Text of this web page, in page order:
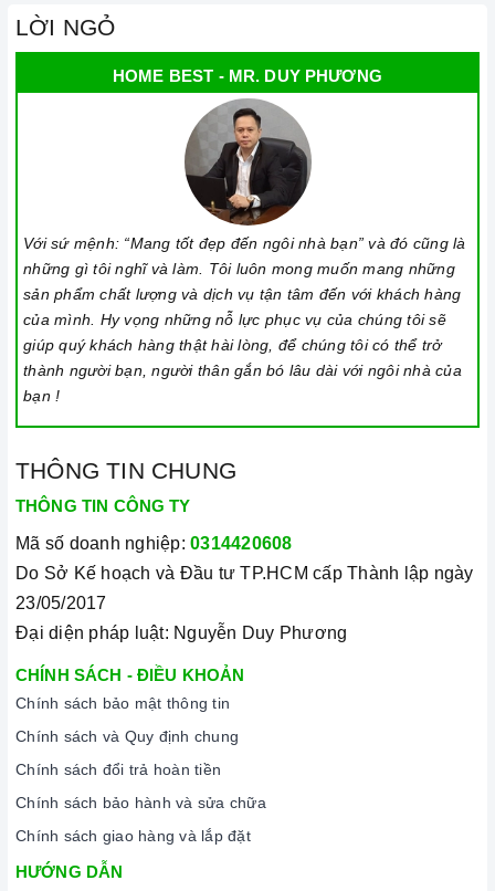
LỜI NGỎ
HOME BEST - MR. DUY PHƯƠNG
Với sứ mệnh: “Mang tốt đẹp đến ngôi nhà bạn” và đó cũng là
những gì tôi nghĩ và làm. Tôi luôn mong muốn mang những
sản phẩm chất lượng và dịch vụ tận tâm đến với khách hàng
của mình. Hy vọng những nỗ lực phục vụ của chúng tôi sẽ
giúp quý khách hàng thật hài lòng, để chúng tôi có thể trở
thành người bạn, người thân gắn bó lâu dài với ngôi nhà của
bạn !
THÔNG TIN CHUNG
THÔNG TIN CÔNG TY
Mã số doanh nghiệp: 0314420608
Do Sở Kế hoạch và Đầu tư TP.HCM cấp Thành lập ngày
23/05/2017
Đại diện pháp luật: Nguyễn Duy Phương
CHÍNH SÁCH - ĐIỀU KHOẢN
Chính sách bảo mật thông tin
Chính sách và Quy định chung
Chính sách đổi trả hoàn tiền
Chính sách bảo hành và sửa chữa
Chính sách giao hàng và lắp đặt
HƯỚNG DẪN